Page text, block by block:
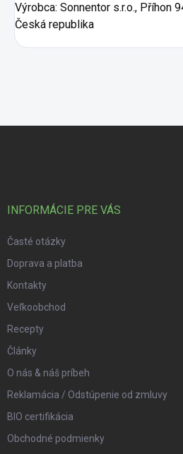
Výrobca: Sonnentor s.r.o., Příhon
Česká republika
INFORMÁCIE PRE VÁS
Časté otázky
Doprava a platba
Kontakty
Veľkoobchod
Recepty
Články
O nás & náš príbeh
Reklamácia / Odstúpenie od zmluvy
BIO certifikácia
Obchodné podmienky